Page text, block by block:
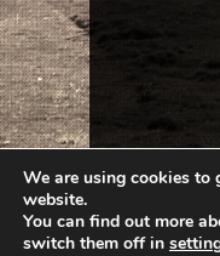
We are using cookies to
website.
You can find out more
switch them off in